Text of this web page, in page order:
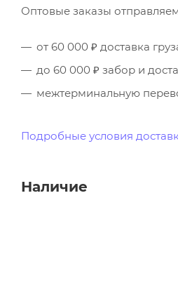
Оптовые заказы
от 60 000 ₽ доставка
до 60 000 ₽ забор и
межтерминальную
Подробные условия
Наличие